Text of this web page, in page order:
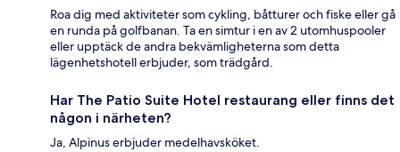
Roa dig med aktiviteter som cykling, båtturer och fiske eller gå
en runda på golfbanan. Ta en simtur i en av 2 utomhuspooler
eller upptäck de andra bekvämligheterna som detta
lägenhetshotell erbjuder, som trädgård.
Har The Patio Suite Hotel restaurang eller finns det
någon i närheten?
Ja, Alpinus erbjuder medelhavsköket.